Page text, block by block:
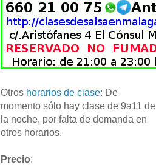
Otros horarios de clase: De
momento sólo hay clase de 9a11 de
la noche, por falta de demanda en
otros horarios.
Precio: